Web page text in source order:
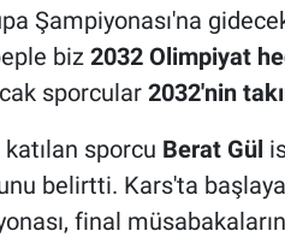
Şampiyonası'na
biz 2032 Olimpiyat
sporcular 2032'nin
sporcu Berat Gül
belirtti. Kars'ta
final